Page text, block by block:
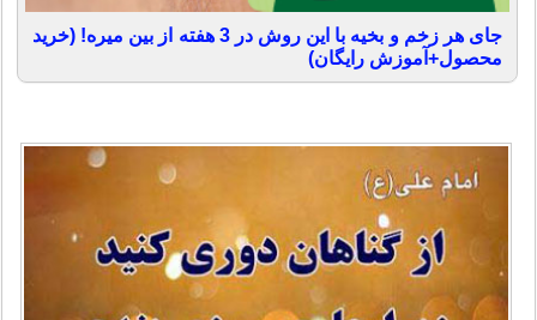
جای هر زخم و بخیه با این روش در 3 هفته از بین میره! (خرید
محصول+آموزش رایگان)